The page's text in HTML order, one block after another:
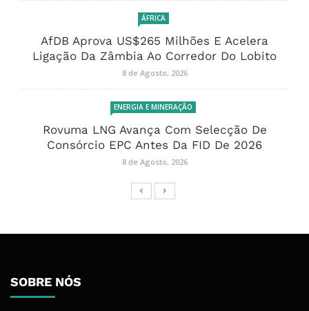
ÁFRICA
AfDB Aprova US$265 Milhões E Acelera
Ligação Da Zâmbia Ao Corredor Do Lobito
8 de Agosto, 2026
ENERGIA E MINERAÇÃO
Rovuma LNG Avança Com Selecção De
Consórcio EPC Antes Da FID De 2026
8 de Agosto, 2026
SOBRE NÓS